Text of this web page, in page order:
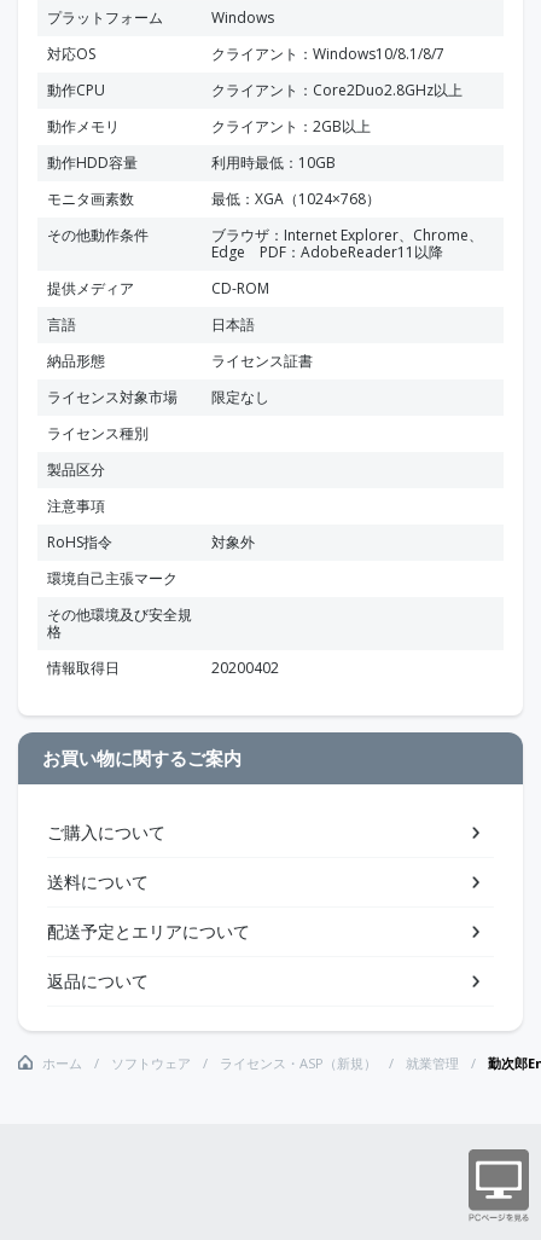
プラットフォーム
Windows
対応OS
クライアント：Windows10/8.1/8/7
動作CPU
クライアント：Core2Duo2.8GHz以上
動作メモリ
クライアント：2GB以上
動作HDD容量
利用時最低：10GB
モニタ画素数
最低：XGA（1024×768）
その他動作条件
ブラウザ：Internet Explorer、Chrome、
Edge PDF：AdobeReader11以降
提供メディア
CD-ROM
言語
日本語
納品形態
ライセンス証書
ライセンス対象市場
限定なし
ライセンス種別
製品区分
注意事項
RoHS指令
対象外
環境自己主張マーク
その他環境及び安全規
格
情報取得日
20200402
お買い物に関するご案内
ご購入について
送料について
配送予定とエリアについて
返品について
ホーム ソフトウェア ライセンス・ASP（新規） 就業管理 勤次郎